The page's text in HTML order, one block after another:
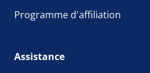
Programme d'affiliation
Assistance